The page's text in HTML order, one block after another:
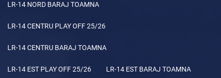
LR-14 NORD BARAJ TOAMNA
LR-14 CENTRU PLAY OFF 25/26
LR-14 CENTRU BARAJ TOAMNA
LR-14 EST PLAY OFF 25/26 LR-14 EST BARAJ TOAMNA